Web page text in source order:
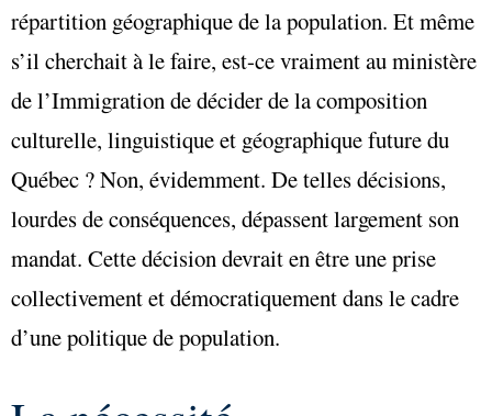
répartition géographique de la population. Et même
s’il cherchait à le faire, est-ce vraiment au ministère
de l’Immigration de décider de la composition
culturelle, linguistique et géographique future du
Québec ? Non, évidemment. De telles décisions,
lourdes de conséquences, dépassent largement son
mandat. Cette décision devrait en être une prise
collectivement et démocratiquement dans le cadre
d’une politique de population.